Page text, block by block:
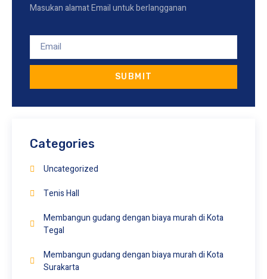
Masukan alamat Email untuk berlangganan
SUBMIT
Categories
Uncategorized
Tenis Hall
Membangun gudang dengan biaya murah di Kota
Tegal
Membangun gudang dengan biaya murah di Kota
Surakarta